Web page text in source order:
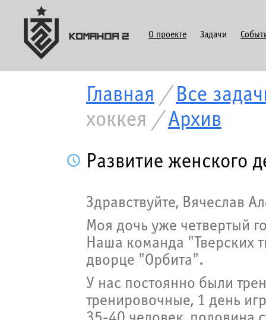
О проекте Задачи
Главная / Все
хоккея / Архив
Развитие женского
Здравствуйте, Вячеслав
Моя дочь уже четвертый
Наша команда "Тверских
дворце "Орбита".
У нас постоянно были
тренировочные, 1 день